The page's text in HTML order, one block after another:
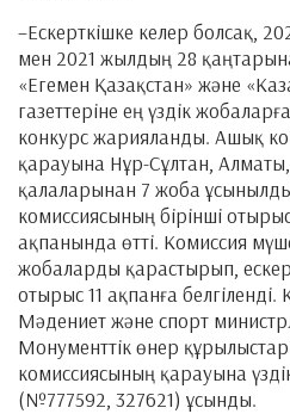
–Ескерткішке келер болсақ,
мен 2021 жылдың 28
«Егемен Қазақстан» және
газеттеріне ең үздік
конкурс жарияланды. Ашық
қарауына Нұр-Сұлтан,
қалаларынан 7 жоба
комиссиясының бірінші
ақпанында өтті. Комиссия
жобаларды қарастырып,
отырыс 11 ақпанға
Мәдениет және спорт
Монументтік өнер
комиссиясының қарауына
(№777592, 327621) ұсынды.